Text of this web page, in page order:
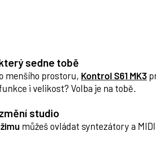
sedne tobě
menšího prostoru, Kontrol S61 MK3
i velikost? Volba je na tobě.
studio
můžeš ovládat syntezátory a